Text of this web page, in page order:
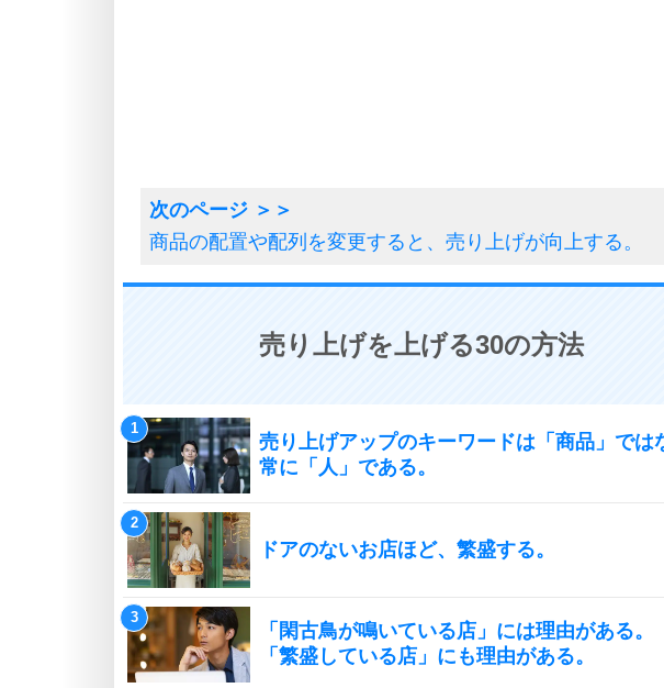
商品の配置や配列を変更すると、売り上げが向上する。
売り上げを上げる30の方法
売り上げアップのキーワードは「商品」では
常に「人」である。
ドアのないお店ほど、繁盛する。
「閑古鳥が鳴いている店」には理由がある。
「繁盛している店」にも理由がある。